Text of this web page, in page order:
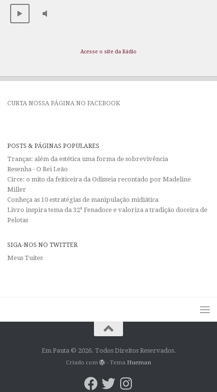
Acesse o site da Rádio
CURTA NOSSA PÁGINA NO FACEBOOK
POSTS & PÁGINAS POPULARES
Tranças: além da estética uma forma de sobrevivência
Resenha - O Rei Leão
Circe: o mito da feiticeira da Odisseia recontado por Madeline
Miller
Conheça as 10 estratégias de manipulação midiática
Livro inspira tema da 32ª Fenadoce e valoriza a tradição doceira de
Pelotas
SIGA-NOS NO TWITTER
Meus Tuítes
Em Pauta © 2026. Todos Direitos Reservados.
Criado com - Tema Hueman